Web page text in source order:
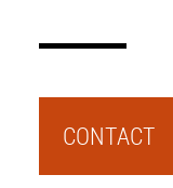
CONTACT